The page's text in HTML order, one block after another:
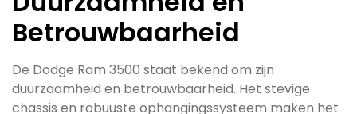
Betrouwbaarheid
De Dodge Ram 3500 staat bekend om zijn
duurzaamheid en betrouwbaarheid. Het stevige
chassis en robuuste ophangingssysteem maken het